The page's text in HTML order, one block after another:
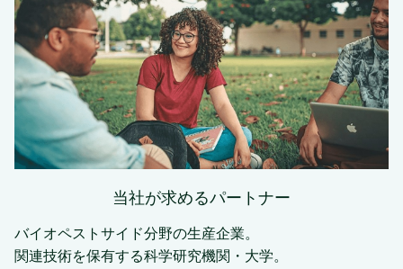
当社が求めるパートナー
バイオペストサイド分野の生産企業。
関連技術を保有する科学研究機関・大学。